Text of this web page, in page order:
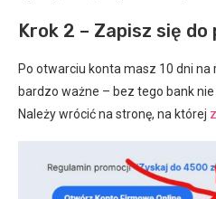
Krok 2 – Zapisz się do
Po otwarciu konta masz 10 dni na
bardzo ważne – bez tego bank nie
Należy wrócić na stronę, na której